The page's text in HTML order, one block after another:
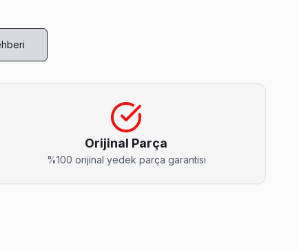
bakım taahhüdümüz belgede yazıyor.
kullanıyoruz.
Orijinal Parça
%100 orijinal yedek parça garantisi